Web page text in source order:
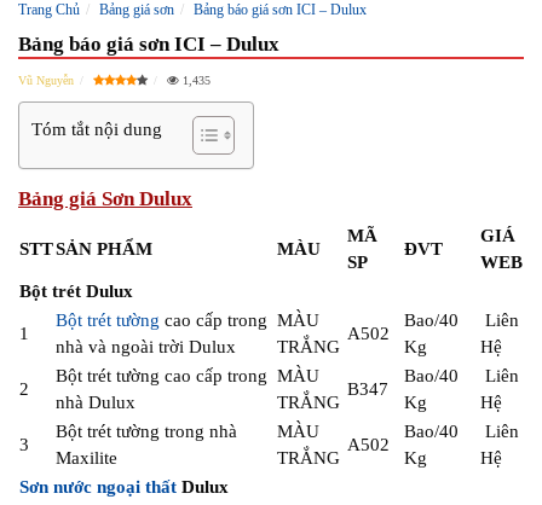
Trang Chủ Bảng giá sơn Bảng báo giá sơn ICI – Dulux
Bảng báo giá sơn ICI – Dulux
Vũ Nguyễn 1,435
Tóm tắt nội dung
Bảng giá Sơn Dulux
STTSẢN PHẨM MÀU
MÃ
SP
ĐVT
GIÁ
WEB
Bột trét Dulux
1
Bột trét tường cao cấp trong
nhà và ngoài trời Dulux
MÀU
TRẮNG
A502
Bao/40
Kg
Liên
Hệ
2
Bột trét tường cao cấp trong
nhà Dulux
MÀU
TRẮNG
B347
Bao/40
Kg
Liên
Hệ
3
Bột trét tường trong nhà
Maxilite
MÀU
TRẮNG
A502
Bao/40
Kg
Liên
Hệ
Sơn nước ngoại thất Dulux